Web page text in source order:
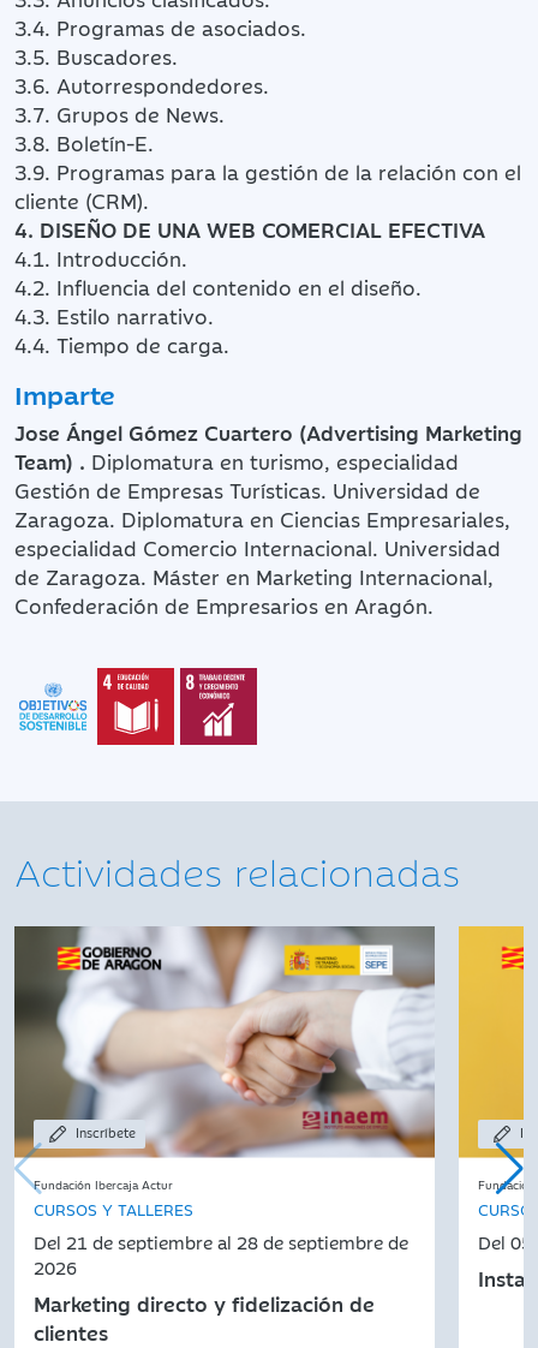
3.4. Programas de asociados.
3.5. Buscadores.
3.6. Autorrespondedores.
3.7. Grupos de News.
3.8. Boletín-E.
3.9. Programas para la gestión de la relación con el
cliente (CRM).
4. DISEÑO DE UNA WEB COMERCIAL EFECTIVA
4.1. Introducción.
4.2. Influencia del contenido en el diseño.
4.3. Estilo narrativo.
4.4. Tiempo de carga.
Imparte
Jose Ángel Gómez Cuartero (Advertising Marketing
Team) . Diplomatura en turismo, especialidad
Gestión de Empresas Turísticas. Universidad de
Zaragoza. Diplomatura en Ciencias Empresariales,
especialidad Comercio Internacional. Universidad
de Zaragoza. Máster en Marketing Internacional,
Confederación de Empresarios en Aragón.
Actividades relacionadas
Inscríbete
Fundación Ibercaja Actur
CURSOS Y TALLERES
Del 21 de septiembre al 28 de septiembre de
2026
Marketing directo y fidelización de
clientes
Del